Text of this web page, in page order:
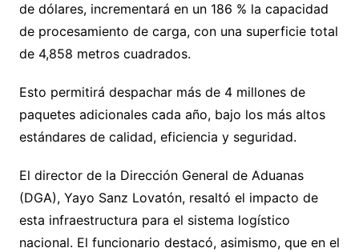
de dólares, incrementará en un 186 % la capacidad
de procesamiento de carga, con una superficie total
de 4,858 metros cuadrados.
Esto permitirá despachar más de 4 millones de
paquetes adicionales cada año, bajo los más altos
estándares de calidad, eficiencia y seguridad.
El director de la Dirección General de Aduanas
(DGA), Yayo Sanz Lovatón, resaltó el impacto de
esta infraestructura para el sistema logístico
nacional. El funcionario destacó, asimismo, que en el